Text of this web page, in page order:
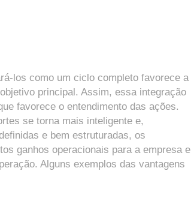
los como um ciclo completo favorece a
principal. Assim, essa integração
favorece o entendimento das ações.
se torna mais inteligente e,
e bem estruturadas, os
ganhos operacionais para a empresa e
Alguns exemplos das vantagens